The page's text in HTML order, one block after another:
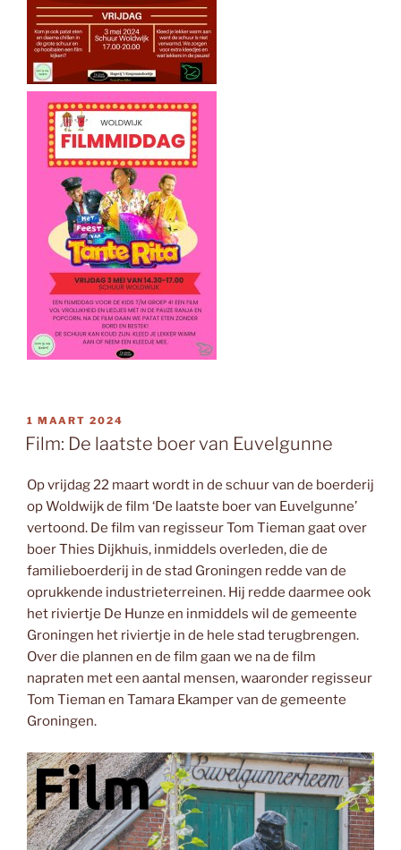
GEPLAATST
OP
1 MAART 2024
Film: De laatste boer van Euvelgunne
Op vrijdag 22 maart wordt in de schuur van de boerderij
op Woldwijk de film ‘De laatste boer van Euvelgunne’
vertoond. De film van regisseur Tom Tieman gaat over
boer Thies Dijkhuis, inmiddels overleden, die de
familieboerderij in de stad Groningen redde van de
oprukkende industrieterreinen. Hij redde daarmee ook
het riviertje De Hunze en inmiddels wil de gemeente
Groningen het riviertje in de hele stad terugbrengen.
Over die plannen en de film gaan we na de film
napraten met een aantal mensen, waaronder regisseur
Tom Tieman en Tamara Ekamper van de gemeente
Groningen.